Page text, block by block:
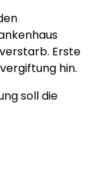
Erste
hin.
soll die